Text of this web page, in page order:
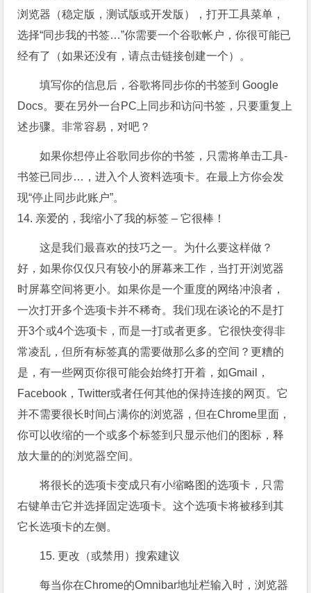
浏览器（稳定版，测试版或开发版），打开工具菜单，
选择“同步我的书签…”你需要一个谷歌帐户，你很可能已
经有了（如果还没有，请点击链接创建一个）。
填写你的信息后，谷歌将同步你的书签到 Google
Docs。要在另外一台PC上同步和访问书签，只要重复上
述步骤。非常容易，对吧？
如果你想停止谷歌同步你的书签，只需将单击工具-
书签已同步…，进入个人资料选项卡。在最上方你会发
现“停止同步此账户”。
14. 亲爱的，我缩小了我的标签 – 它很棒！
这是我们最喜欢的技巧之一。为什么要这样做？
好，如果你仅仅只有较小的屏幕来工作，当打开浏览器
时屏幕空间将更小。如果你是一个重度的网络冲浪者，
一次打开多个选项卡并不稀奇。我们现在谈论的不是打
开3个或4个选项卡，而是一打或者更多。它很快变得非
常凌乱，但所有标签真的需要做那么多的空间？更糟的
是，有一些网页你很可能会始终打开着，如Gmail，
Facebook，Twitter或者任何其他的保持连接的网页。它
并不需要很长时间占满你的浏览器，但在Chrome里面，
你可以收缩的一个或多个标签到只显示他们的图标，释
放大量的的浏览器空间。
将很长的选项卡变成只有小缩略图的选项卡，只需
右键单击它并选择固定选项卡。这个选项卡将被移到其
它长选项卡的左侧。
15. 更改（或禁用）搜索建议
每当你在Chrome的Omnibar地址栏输入时，浏览器